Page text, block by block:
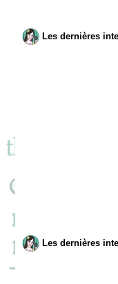
Les dernières
Les dernières